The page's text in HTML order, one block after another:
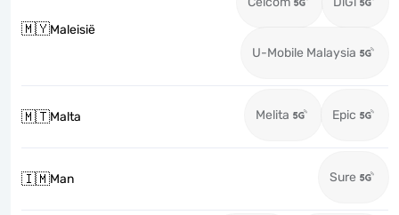
🇲🇾Maleisië
U-Mobile Malaysia
🇲🇹Malta Melita Epic
🇮🇲Man Sure